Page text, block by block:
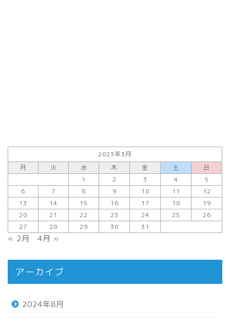
2023年3月
月
火 水 木 金 土
日
1
2 3 4
5
6
7 8 9 10 11
12
13
14 15 16 17 18
19
20
21 22 23 24 25
26
27
28 29 30 31
« 2月 4月 »
アーカイブ
2024年8月